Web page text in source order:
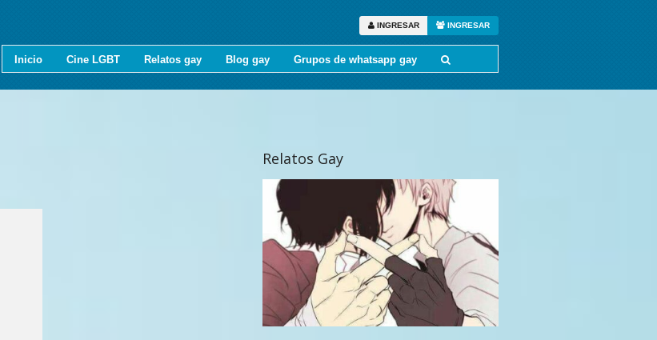
INGRESAR INGRESAR
Inicio Cine LGBT Relatos gay Blog gay Grupos de whatsapp gay
Relatos Gay